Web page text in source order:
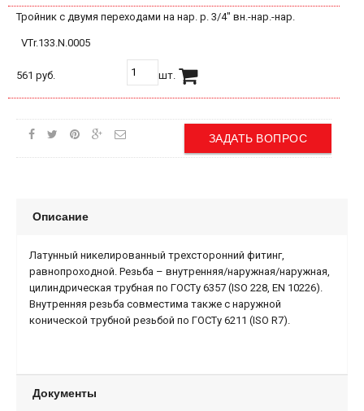
Тройник с двумя переходами на нар. р. 3/4" вн.-нар.-нар.
VTr.133.N.0005
561 руб. шт.
ЗАДАТЬ ВОПРОС
Описание
Латунный никелированный трехсторонний фитинг,
равнопроходной. Резьба – внутренняя/наружная/наружная,
цилиндрическая трубная по ГОСТу 6357 (ISO 228, EN 10226).
Внутренняя резьба совместима также с наружной
конической трубной резьбой по ГОСТу 6211 (ISO R7).
Документы